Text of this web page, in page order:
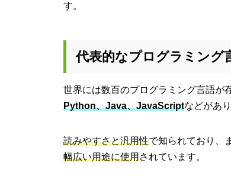
す。
代表的なプログラミング
世界には数百のプログラミング言語が
Python、Java、JavaScriptなどがあり
読みやすさと汎用性で知られており、
幅広い用途に使用 されています。